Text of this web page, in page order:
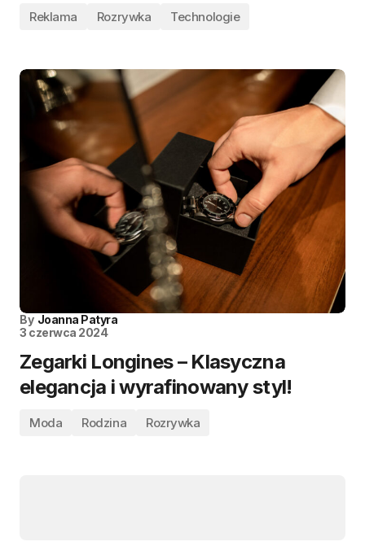
Reklama Rozrywka Technologie
By Joanna Patyra
3 czerwca 2024
Zegarki Longines – Klasyczna
elegancja i wyrafinowany styl!
Moda Rodzina Rozrywka